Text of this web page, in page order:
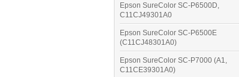
Epson SureColor SC-P6500D,
C11CJ49301A0
Epson SureColor SC-P6500E
(C11CJ48301A0)
Epson SureColor SC-P7000 (A1,
C11CE39301A0)